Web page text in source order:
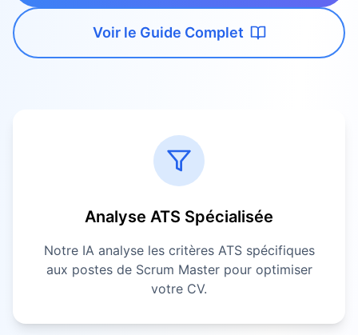
Voir le Guide Complet
Analyse ATS Spécialisée
Notre IA analyse les critères ATS spécifiques
aux postes de Scrum Masterpour optimiser
votre CV.